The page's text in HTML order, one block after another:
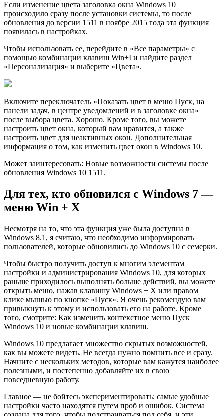
Если изменение цвета заголовка окна Windows 10
происходило сразу после установки системы, то после
обновления до версии 1511 в ноябре 2015 года эта функция
появилась в настройках.
Чтобы использовать ее, перейдите в «Все параметры» с
помощью комбинации клавиш Win+I и найдите раздел
«Персонализация» и выберите «Цвета».
Включите переключатель «Показать цвет в меню Пуск, на
панели задач, в центре уведомлений и в заголовке окна»
после выбора цвета. Хорошо. Кроме того, вы можете
настроить цвет окна, который вам нравится, а также
настроить цвет для неактивных окон. Дополнительная
информация о том, как изменить цвет окон в Windows 10.
Может заинтересовать: Новые возможности системы после
обновления Windows 10 1511.
Для тех, кто обновился с Windows 7 —
меню Win + X
Несмотря на то, что эта функция уже была доступна в
Windows 8.1, я считаю, что необходимо информировать
пользователей, которые обновились до Windows 10 с семерки.
Чтобы быстро получить доступ к многим элементам
настройки и администрирования Windows 10, для которых
раньше приходилось выполнять больше действий, вы можете
открыть меню, нажав клавишу Windows + X или правом
клике мышью по кнопке «Пуск». Я очень рекомендую вам
привыкнуть к этому и использовать его на работе. Кроме
того, смотрите: Как изменить контекстное меню Пуск
Windows 10 и новые комбинации клавиш.
Windows 10 предлагает множество скрытых возможностей,
как вы можете видеть. Не всегда нужно помнить все и сразу.
Начните с нескольких методов, которые вам кажутся наиболее
полезными, и постепенно добавляйте их в свою
повседневную работу.
Главное — не бойтесь экспериментировать; самые удобные
настройки часто находятся путем проб и ошибок. Система